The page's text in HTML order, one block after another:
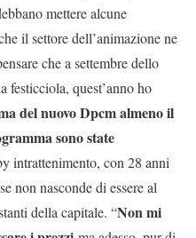
mettere alcune
il settore dell’animazione ne
che a settembre dello
festicciola, quest’anno ho
del nuovo Dpcm almeno il
sono state
intrattenimento, con 28 anni
non nasconde di essere al
della capitale. “Non mi